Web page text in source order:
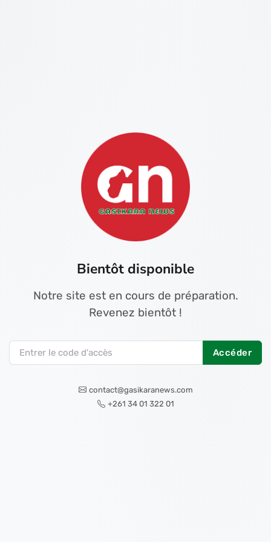
Bientôt disponible
Notre site est en cours de préparation.
Revenez bientôt !
Accéder
contact@gasikaranews.com
+261 34 01 322 01